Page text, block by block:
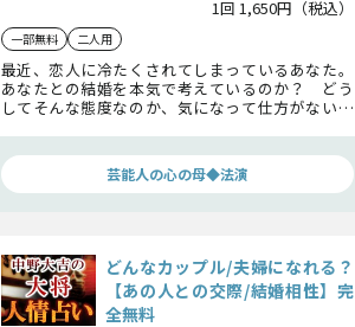
1回 1,650円（税込）
一部無料 二人用
最近、恋人に冷たくされてしまっているあなた。
あなたとの結婚を本気で考えているのか？ どう
してそんな態度なのか、気になって仕方がない事
しますよ。
芸能人の心の母◆法演
どんなカップル/夫婦になれる？
【あの人との交際/結婚相性】完
全無料